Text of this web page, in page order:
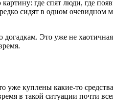
где спят люди, где
сидят в одном очевидном
Это уже не
уже куплены какие-то
в такой ситуации почти